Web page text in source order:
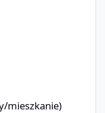
mieszkanie)